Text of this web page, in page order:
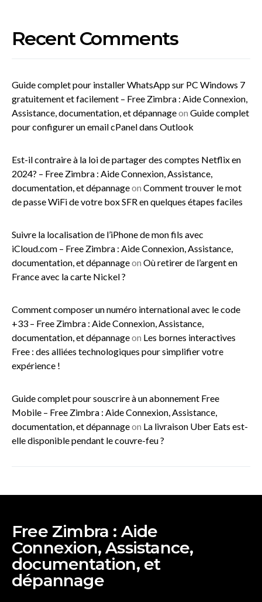
Recent Comments
Guide complet pour installer WhatsApp sur PC Windows 7
gratuitement et facilement – Free Zimbra : Aide Connexion,
Assistance, documentation, et dépannageon Guide complet
pour configurer un email cPanel dans Outlook
Est-il contraire à la loi de partager des comptes Netflix en
2024? – Free Zimbra : Aide Connexion, Assistance,
documentation, et dépannageon Comment trouver le mot
de passe WiFi de votre box SFR en quelques étapes faciles
Suivre la localisation de l’iPhone de mon fils avec
iCloud.com – Free Zimbra : Aide Connexion, Assistance,
documentation, et dépannageon Où retirer de l’argent en
France avec la carte Nickel ?
Comment composer un numéro international avec le code
+33 – Free Zimbra : Aide Connexion, Assistance,
documentation, et dépannageon Les bornes interactives
Free : des alliées technologiques pour simplifier votre
expérience !
Guide complet pour souscrire à un abonnement Free
Mobile – Free Zimbra : Aide Connexion, Assistance,
documentation, et dépannageon La livraison Uber Eats est-
elle disponible pendant le couvre-feu ?
Free Zimbra : Aide
Connexion, Assistance,
documentation, et
dépannage